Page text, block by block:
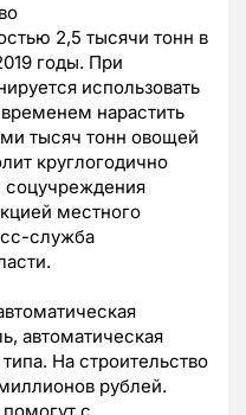
2,5 тысячи тонн в
годы. При
использовать
нарастить
тысяч тонн овощей
круглогодично
соцучреждения
местного
служба
автоматическая
На строительство
рублей.